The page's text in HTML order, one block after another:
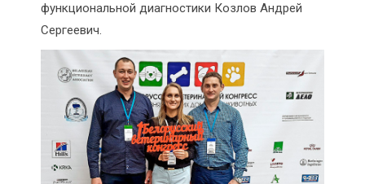
функциональной диагностики Козлов Андрей
Сергеевич.